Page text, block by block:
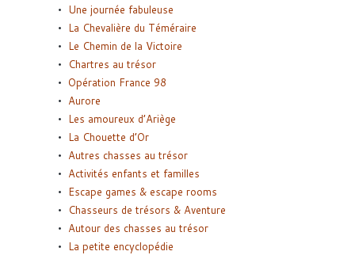
Une journée fabuleuse
La Chevalière du Téméraire
Le Chemin de la Victoire
Chartres au trésor
Opération France 98
Aurore
Les amoureux d’Ariège
La Chouette d’Or
Autres chasses au trésor
Activités enfants et familles
Escape games & escape rooms
Chasseurs de trésors & Aventure
Autour des chasses au trésor
La petite encyclopédie